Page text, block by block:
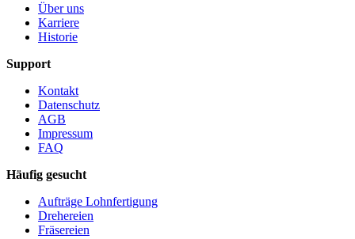
Über uns
Karriere
Historie
Support
Kontakt
Datenschutz
AGB
Impressum
FAQ
Häufig gesucht
Aufträge Lohnfertigung
Drehereien
Fräsereien